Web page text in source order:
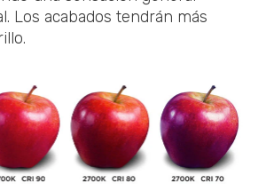
Los acabados tendrán más